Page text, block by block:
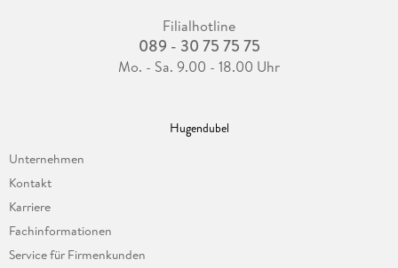
Filialhotline
089 - 30 75 75 75
Mo. - Sa. 9.00 - 18.00 Uhr
Hugendubel
Unternehmen
Kontakt
Karriere
Fachinformationen
Service für Firmenkunden